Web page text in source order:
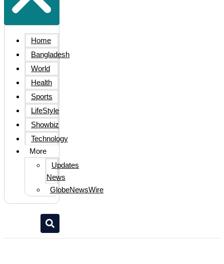
Home
Bangladesh
World
Health
Sports
LifeStyle
Showbiz
Technology
More
Updates
News
GlobeNewsWire